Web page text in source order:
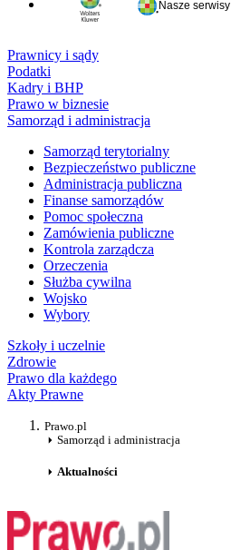
Nasze serwisy
Prawnicy i sądy
Podatki
Kadry i BHP
Prawo w biznesie
Samorząd i administracja
Samorząd terytorialny
Bezpieczeństwo publiczne
Administracja publiczna
Finanse samorządów
Pomoc społeczna
Zamówienia publiczne
Kontrola zarządcza
Orzeczenia
Służba cywilna
Wojsko
Wybory
Szkoły i uczelnie
Zdrowie
Prawo dla każdego
Akty Prawne
Prawo.pl
Samorząd i administracja
Aktualności